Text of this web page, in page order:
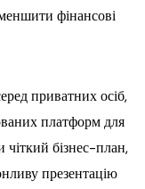
фінансові
приватних осіб,
платформ для
бізнес-план,
презентацію